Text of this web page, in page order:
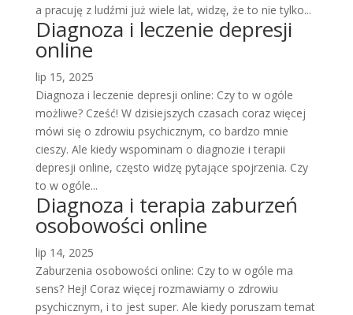
a pracuję z ludźmi już wiele lat, widzę, że to nie tylko...
Diagnoza i leczenie depresji
online
lip 15, 2025
Diagnoza i leczenie depresji online: Czy to w ogóle
możliwe? Cześć! W dzisiejszych czasach coraz więcej
mówi się o zdrowiu psychicznym, co bardzo mnie
cieszy. Ale kiedy wspominam o diagnozie i terapii
depresji online, często widzę pytające spojrzenia. Czy
to w ogóle...
Diagnoza i terapia zaburzeń
osobowości online
lip 14, 2025
Zaburzenia osobowości online: Czy to w ogóle ma
sens? Hej! Coraz więcej rozmawiamy o zdrowiu
psychicznym, i to jest super. Ale kiedy poruszam temat